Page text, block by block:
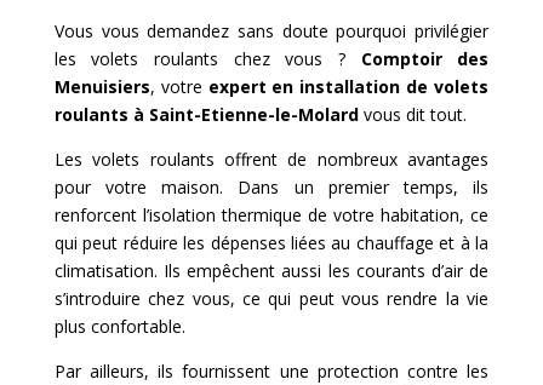
Vous vous demandez sans doute pourquoi privilégier
les volets roulants chez vous ? Comptoir des
Menuisiers, votre expert en installation de volets
roulants à Saint-Etienne-le-Molardvous dit tout.
Les volets roulants offrent de nombreux avantages
pour votre maison. Dans un premier temps, ils
renforcent l’isolation thermique de votre habitation, ce
qui peut réduire les dépenses liées au chauffage et à la
climatisation. Ils empêchent aussi les courants d’air de
s’introduire chez vous, ce qui peut vous rendre la vie
plus confortable.
Par ailleurs, ils fournissent une protection contre les